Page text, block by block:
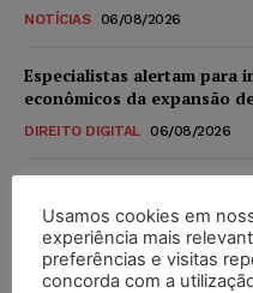
NOTÍCIAS 06/08/2026
Especialistas alertam para
econômicos da expansão
DIREITO DIGITAL 06/08/2026
invioláveis após
NOTÍCIAS 06/08/2026
Usamos cookies em
experiência mais
preferências e visitas
concorda com a